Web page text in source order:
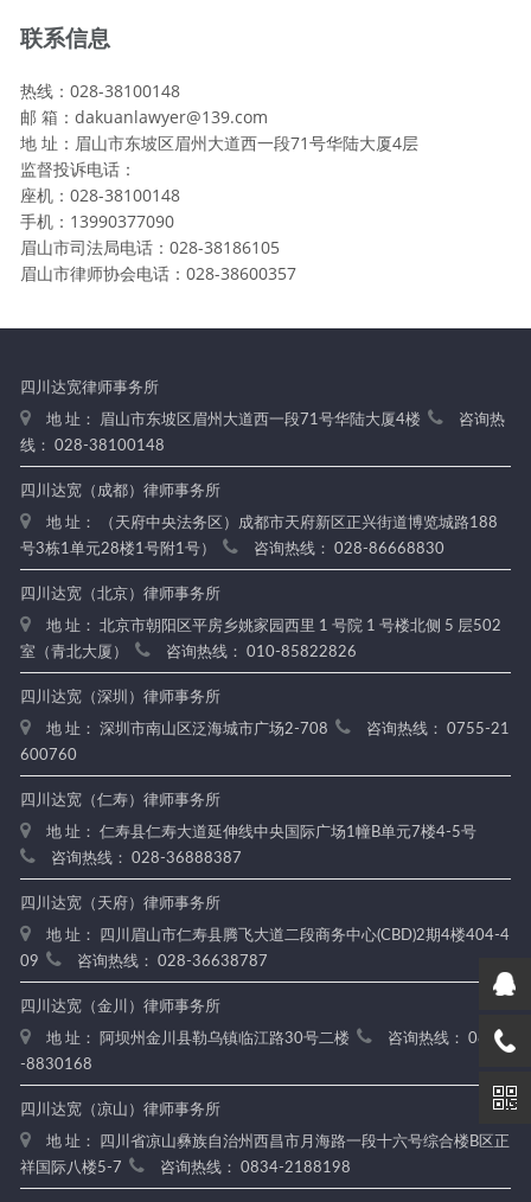
联系信息
热线：028-38100148
邮 箱：dakuanlawyer@139.com
地 址：眉山市东坡区眉州大道西一段71号华陆大厦4层
监督投诉电话：
座机：028-38100148
手机：13990377090
眉山市司法局电话：028-38186105
眉山市律师协会电话：028-38600357
四川达宽律师事务所
地 址： 眉山市东坡区眉州大道西一段71号华陆大厦4楼
咨询热
线： 028-38100148
四川达宽（成都）律师事务所
地 址： （天府中央法务区）成都市天府新区正兴街道博览城路188
号3栋1单元28楼1号附1号）
咨询热线： 028-86668830
四川达宽（北京）律师事务所
地 址： 北京市朝阳区平房乡姚家园西里 1 号院 1 号楼北侧 5 层502
室（青北大厦）
咨询热线： 010-85822826
四川达宽（深圳）律师事务所
地 址： 深圳市南山区泛海城市广场2-708
咨询热线： 0755-21
600760
四川达宽（仁寿）律师事务所
地 址： 仁寿县仁寿大道延伸线中央国际广场1幢B单元7楼4-5号
咨询热线： 028-36888387
四川达宽（天府）律师事务所
地 址： 四川眉山市仁寿县腾飞大道二段商务中心(CBD)2期4楼404-4
09
咨询热线： 028-36638787
四川达宽（金川）律师事务所
地 址： 阿坝州金川县勒乌镇临江路30号二楼
咨询热线： 0837
-8830168
四川达宽（凉山）律师事务所
地 址： 四川省凉山彝族自治州西昌市月海路一段十六号综合楼B区正
祥国际八楼5-7
咨询热线： 0834-2188198